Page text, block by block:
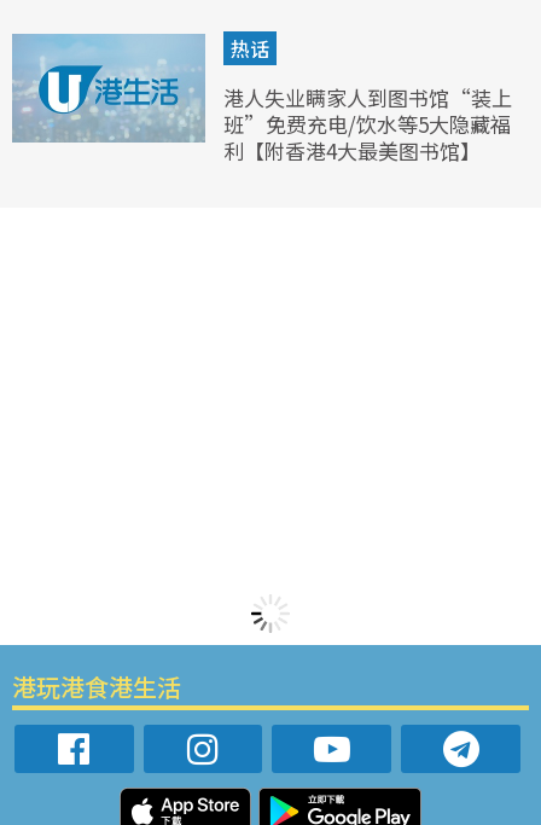
热话
港人失业瞒家人到图书馆“装上
班”免费充电/饮水等5大隐藏福
利【附香港4大最美图书馆】
港玩港食港生活